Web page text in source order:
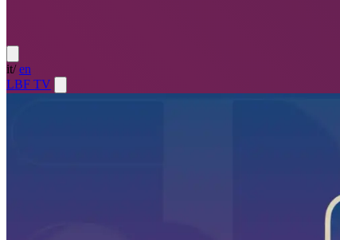
it/ en
LBF TV